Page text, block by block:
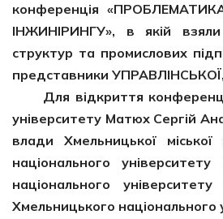
конференція
ІНЖИНІРИНГУ», в якій взяли
структур та промислових
представники
Для відкриття конференції
університету Матюх Сергій
влади Хмельницької
національного
національного
Хмельницького